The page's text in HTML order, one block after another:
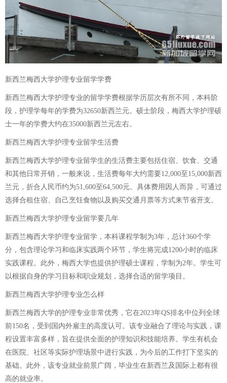
新西兰梅西大学护理专业留学学费
新西兰梅西大学护理专业的留学学费根据学历层次有所不同，本科阶
段，护理学每年的学费为32650新西兰元。硕士阶段，梅西大学护理硕
士一年的学费大约在35000新西兰元左右。
新西兰梅西大学护理专业留学生活费
新西兰梅西大学护理专业留学生的生活费主要包括住宿、饮食、交通
和其他日常开销，一般来说，生活费每年大约需要12,000至15,000新西
兰元，折合人民币约为51,600至64,500元。具体费用因人而异，可通过
选择合租住宿、自己烹饪食物以及购买交通月票等方式来节省开支。
新西兰梅西大学护理专业留学要几年
新西兰梅西大学护理专业留学，本科课程学制为3年，总计360个学
分，包含理论学习和临床实践两个环节，学生将完成1200小时的临床
实践课程。此外，梅西大学也提供护理硕士课程，学制为2年。学生可
以根据自身的学习目标和职业规划，选择合适的留学项目。
新西兰梅西大学护理专业怎么样
新西兰梅西大学的护理专业非常优秀，它在2023年QS排名中位列全球
前150名，受到国内外雇主的高度认可。该专业融合了理论与实践，课
程设置丰富多样，旨在提供全面的护理知识和技能培养。学生有机会
在医院、社区等实际护理场景中进行实践，为今后的工作打下坚实的
基础。此外，该专业就业前景广阔，毕业生在新西兰及国际上都有很
高的就业率。